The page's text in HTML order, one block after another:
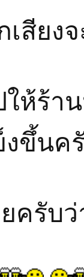
สียง
ห้ร้า
งขึ้นค
ครับ